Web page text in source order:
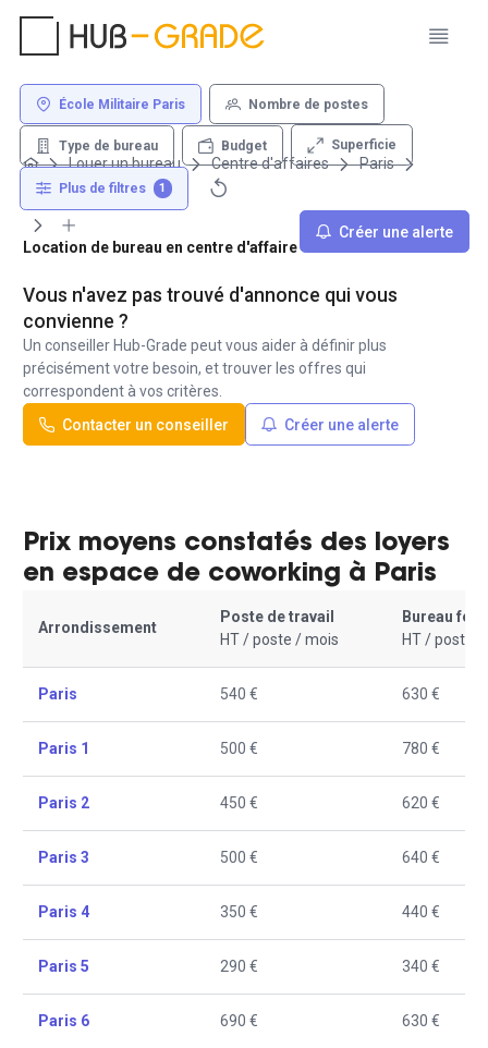
École Militaire Paris Nombre de postes
Type de bureau Budget Superficie
Plus de filtres 1
Créer une alerte
Louer un bureau Centre d'affaires
Paris
École Militaire
Location de bureau en centre d'affaire - École Militaire Paris
Vous n'avez pas trouvé d'annonce qui vous
convienne ?
Un conseiller Hub-Grade peut vous aider à définir plus
précisément votre besoin, et trouver les offres qui
correspondent à vos critères.
Contacter un conseiller
Créer une alerte
Prix moyens constatés des loyers
en espace de coworking à Paris
Arrondissement
Poste de travail
HT / poste / mois
Bureau
HT / poste /
Paris 540 € 630 €
Paris 1 500 € 780 €
Paris 2 450 € 620 €
Paris 3 500 € 640 €
Paris 4 350 € 440 €
Paris 5 290 € 340 €
Paris 6 690 € 630 €